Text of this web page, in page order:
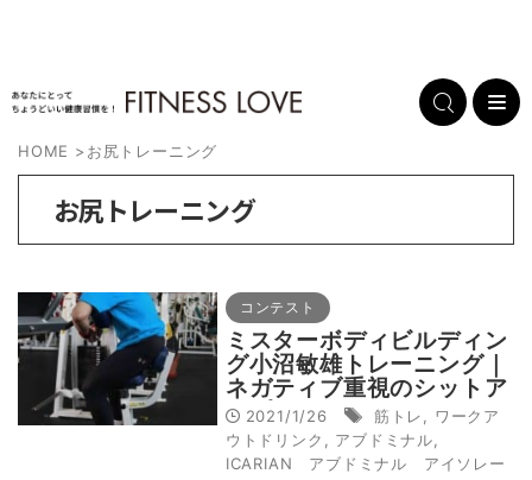
HOME >お尻トレーニング
お尻トレーニング
コンテスト
ミスターボディビルディン
グ小沼敏雄トレーニング｜
ネガティブ重視のシットア
ップ2021/1/26 筋トレ
ワークア
ウトドリンク
アブドミナル
ICARIAN アブドミナル アイソレー